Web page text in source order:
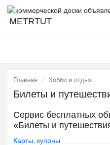
METRTUT
Главная Хобби и отдых
Билеты и
Сервис бесплатных
«Билеты и
Карты, купоны